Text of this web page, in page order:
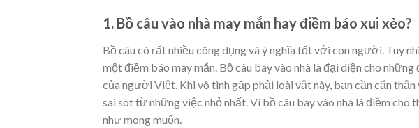
1. Bồ câu vào nhà may mắn hay điềm báo xui xẻo?
Bồ câu có rất nhiều công dụng và ý nghĩa tốt với con người. Tuy
một điềm báo may mắn. Bồ câu bay vào nhà là đại diện cho
của người Việt. Khi vô tình gặp phải loài vật này, bạn cần cẩn
sai sót từ những việc nhỏ nhất. Vì bồ câu bay vào nhà là điềm cho
như mong muốn.